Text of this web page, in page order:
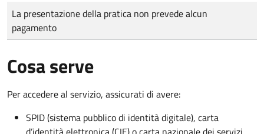
Tipo di pagamento
Importo
La presentazione della pratica non prevede alcun
pagamento
Cosa serve
Per accedere al servizio, assicurati di avere:
SPID (sistema pubblico di identità digitale), carta